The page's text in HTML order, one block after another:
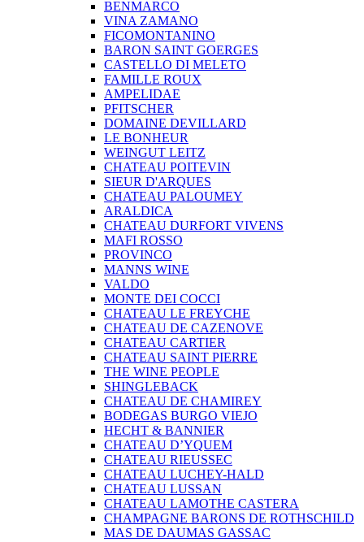
BENMARCO
VINA ZAMANO
FICOMONTANINO
BARON SAINT GOERGES
CASTELLO DI MELETO
FAMILLE ROUX
AMPELIDAE
PFITSCHER
DOMAINE DEVILLARD
LE BONHEUR
WEINGUT LEITZ
CHATEAU POITEVIN
SIEUR D'ARQUES
CHATEAU PALOUMEY
ARALDICA
CHATEAU DURFORT VIVENS
MAFI ROSSO
PROVINCO
MANNS WINE
VALDO
MONTE DEI COCCI
CHATEAU LE FREYCHE
CHATEAU DE CAZENOVE
CHATEAU CARTIER
CHATEAU SAINT PIERRE
THE WINE PEOPLE
SHINGLEBACK
CHATEAU DE CHAMIREY
BODEGAS BURGO VIEJO
HECHT & BANNIER
CHATEAU D’YQUEM
CHATEAU RIEUSSEC
CHATEAU LUCHEY-HALD
CHATEAU LUSSAN
CHATEAU LAMOTHE CASTERA
CHAMPAGNE BARONS DE ROTHSCHILD
MAS DE DAUMAS GASSAC